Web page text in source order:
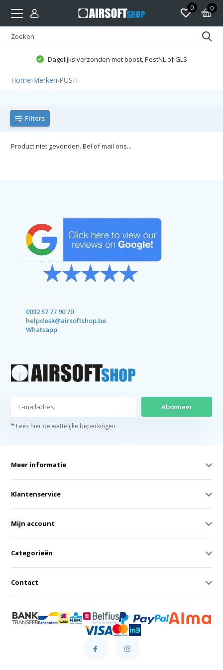
0 0
Dagelijks verzonden met bpost, PostNL of GLS
Home›Merken›PUSH
Filters
Product niet gevonden. Bel of mail ons...
0032 57 77 90 70
helpdesk@airsoftshop.be
Whatsapp
Abonneer
* Lees hier de wettelijke beperkingen
Meer informatie
Klantenservice
Mijn account
Categorieën
Contact